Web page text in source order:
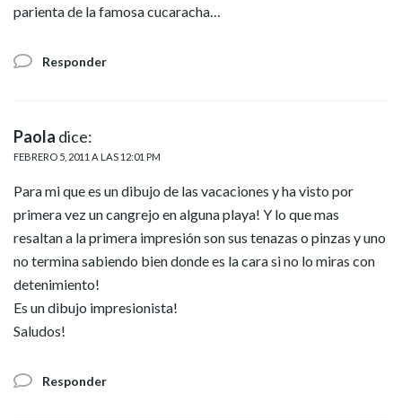
parienta de la famosa cucaracha…
Responder
Paola dice:
FEBRERO 5, 2011 A LAS 12:01 PM
Para mi que es un dibujo de las vacaciones y ha visto por
primera vez un cangrejo en alguna playa! Y lo que mas
resaltan a la primera impresión son sus tenazas o pinzas y uno
no termina sabiendo bien donde es la cara si no lo miras con
detenimiento!
Es un dibujo impresionista!
Saludos!
Responder